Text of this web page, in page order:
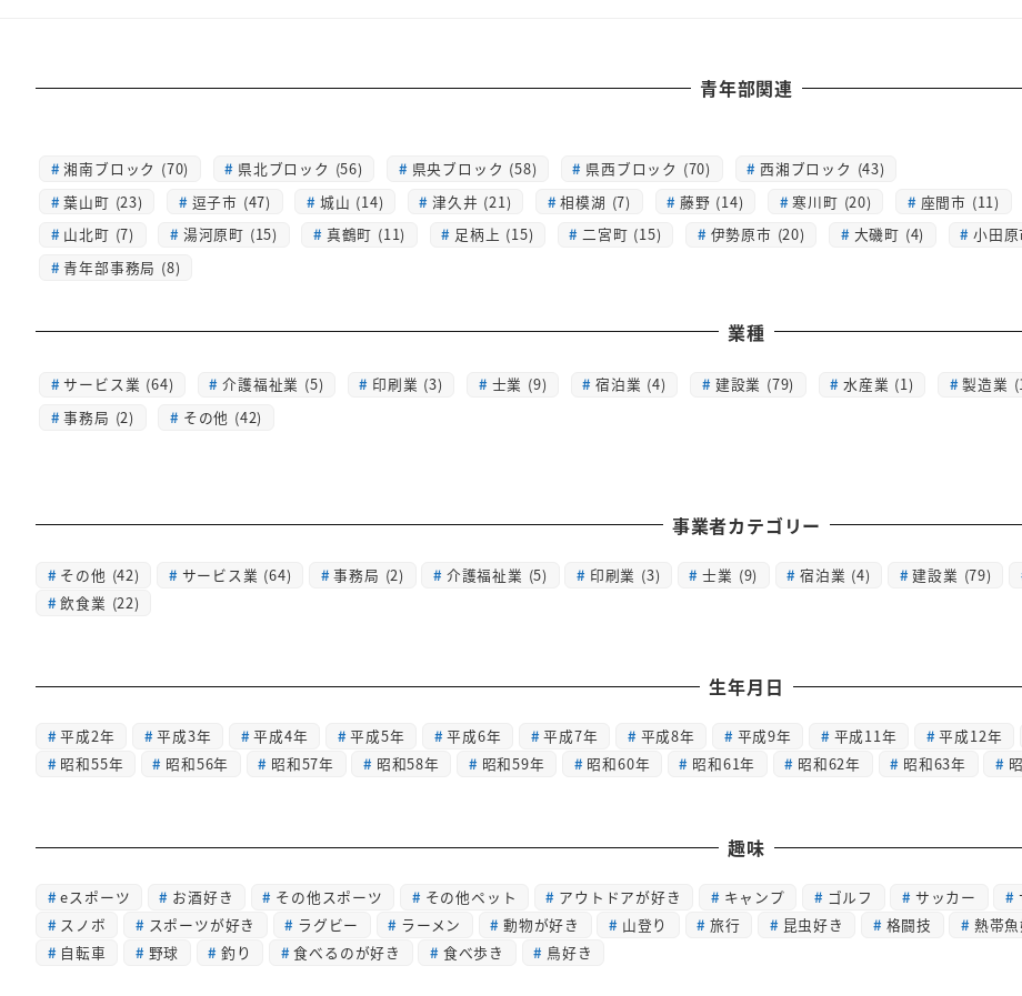
青年部関連
湘南ブロック (70) 県北ブロック (56) 県央ブロック (58) 県西ブロック (70)
西湘ブロック (43)
葉山町 (23)
逗子市 (47) 城山 (14) 津久井 (21) 相模湖 (7) 藤野 (14) 寒川町 (20) 座間市 (11)
山北町 (7)
湯河原町 (15) 真鶴町 (11) 足柄上 (15) 二宮町 (15) 伊勢原市 (20) 大磯町 (4)
小田
青年部事務局 (8)
業種
サービス業 (64) 介護福祉業 (5) 印刷業 (3) 士業 (9) 宿泊業 (4) 建設業 (79) 水産業 (1) 製造業
事務局 (2)
その他 (42)
事業者カテゴリー
その他 (42) サービス業 (64) 事務局 (2) 介護福祉業 (5) 印刷業 (3) 士業 (9) 宿泊業 (4) 建設業 (79)
飲食業 (22)
生年月日
平成2年 平成3年 平成4年 平成5年 平成6年 平成7年 平成8年 平成9年 平成11年 平成12年
昭和55年
昭和56年 昭和57年 昭和58年 昭和59年 昭和60年 昭和61年 昭和62年 昭和63年
趣味
eスポーツ お酒好き その他スポーツ その他ペット アウトドアが好き キャンプ ゴルフ サッカー
スノボ
スポーツが好き ラグビー ラーメン 動物が好き 山登り 旅行 昆虫好き 格闘技 熱帯
自転車
野球 釣り 食べるのが好き 食べ歩き 鳥好き